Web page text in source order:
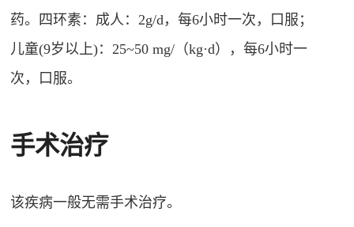
药。四环素：成人：2g/d，每6小时一次，口服；
儿童(9岁以上)：25~50 mg/（kg·d），每6小时一
次，口服。
手术治疗
该疾病一般无需手术治疗。